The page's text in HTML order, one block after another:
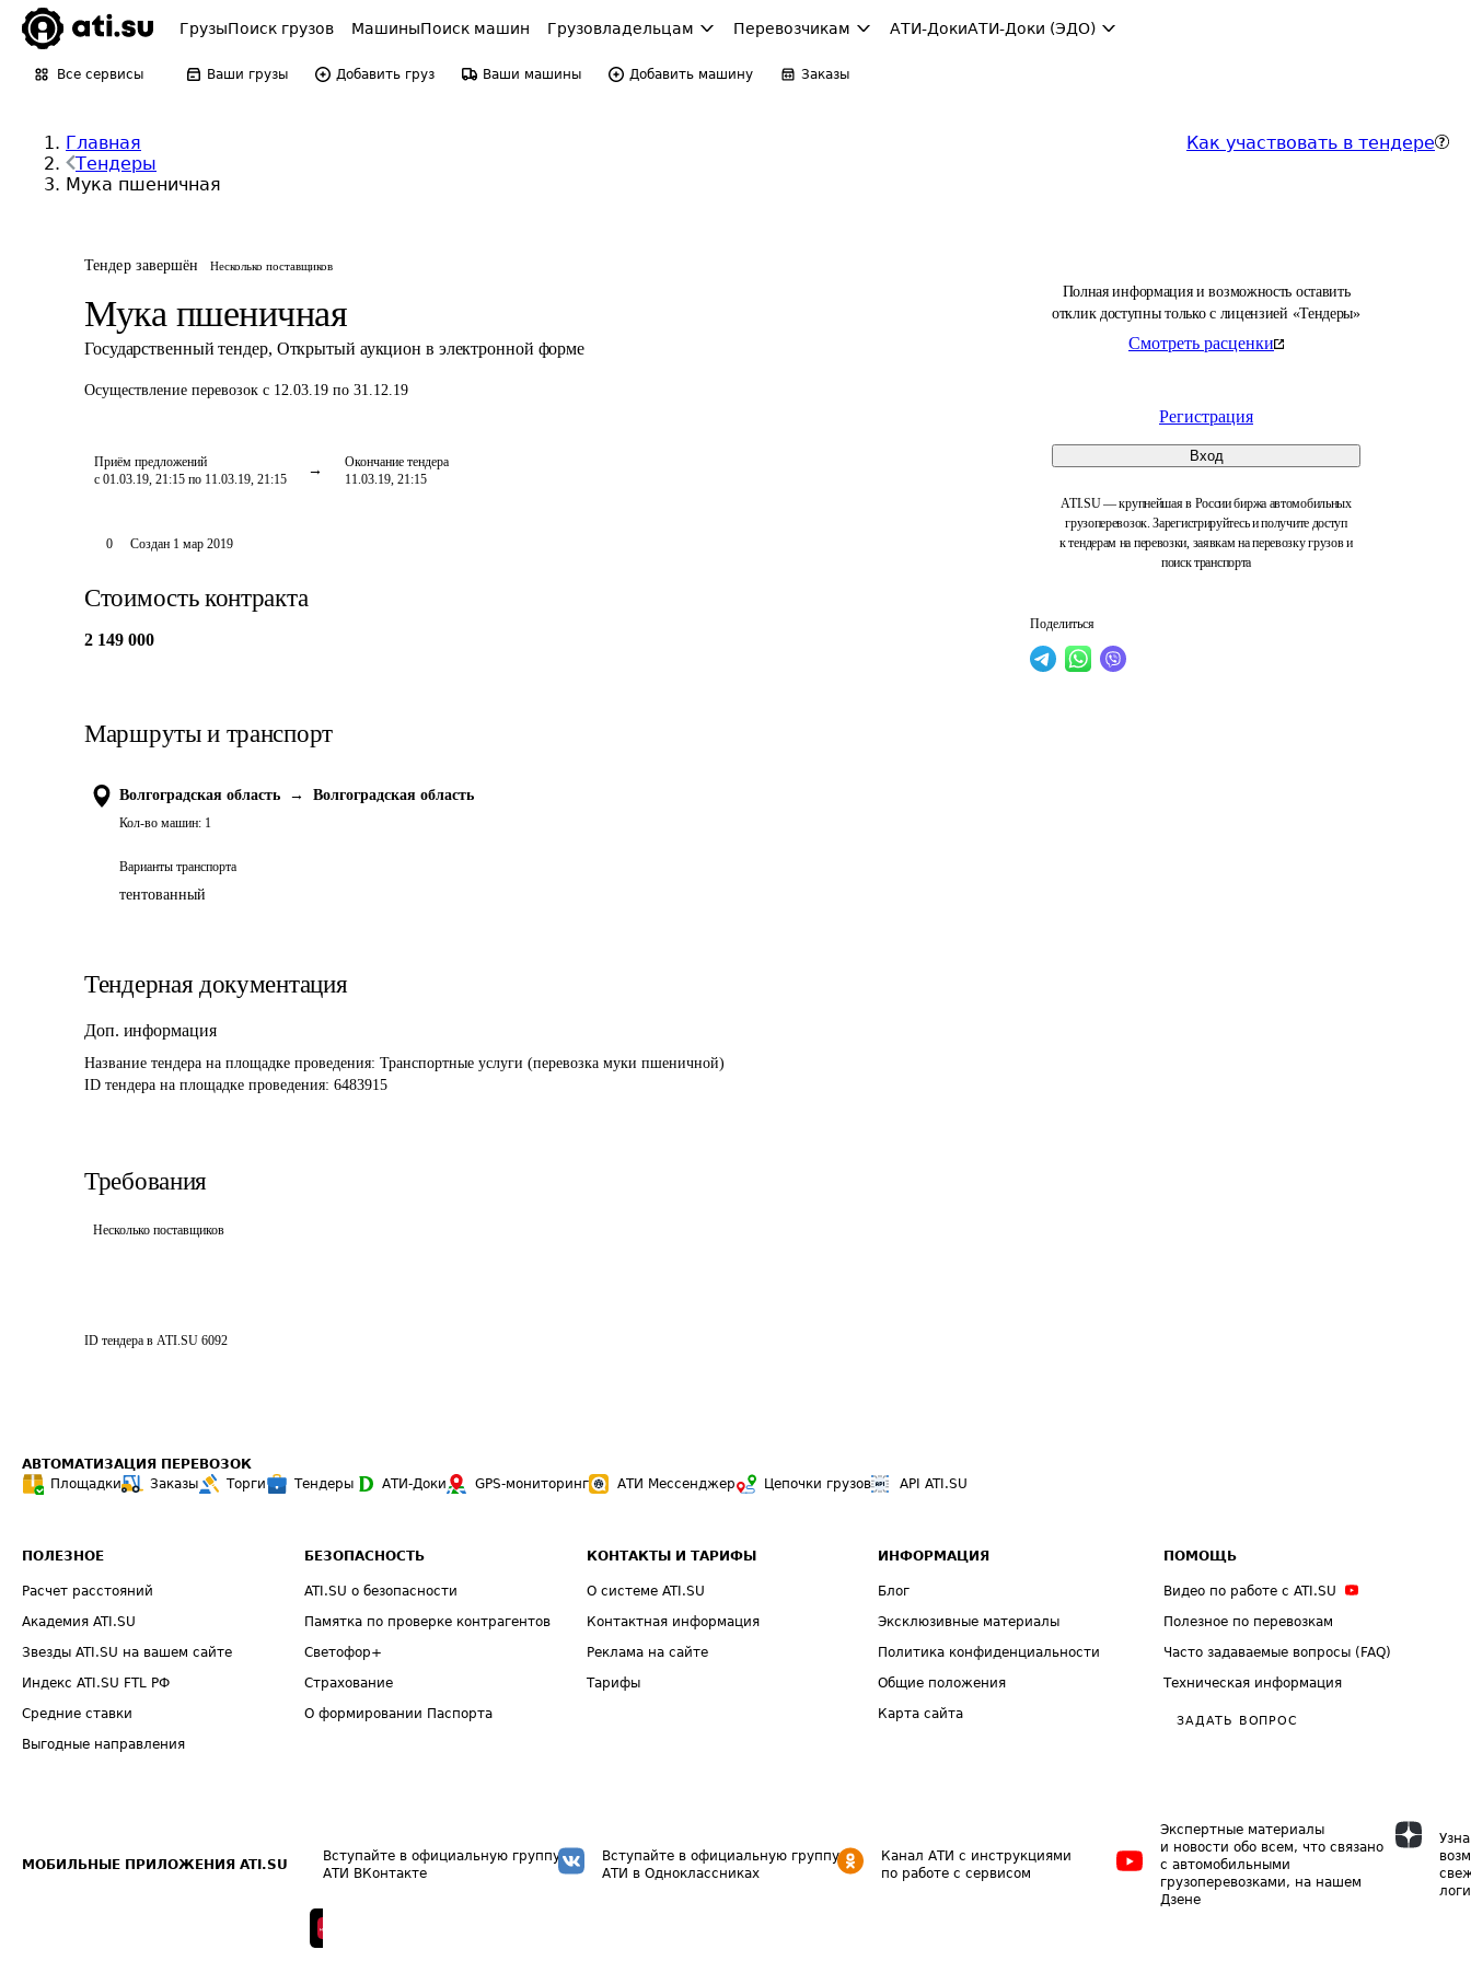
ГрузыПоиск грузов МашиныПоиск машин Грузовладельцам Перевозчикам АТИ-ДокиАТИ-Доки (ЭДО)
Все сервисы Ваши грузы Добавить груз Ваши машины Добавить машину Заказы
Главная
Тендеры
Мука пшеничная
Как участвовать в тендере
Тендер завершён Несколько поставщиков
Мука пшеничная
Государственный тендер, Открытый аукцион в электронной форме
Осуществление перевозок с 12.03.19 по 31.12.19
Приём предложений
с 01.03.19, 21:15 по 11.03.19, 21:15
Окончание тендера
11.03.19, 21:15
Полная информация и возможность оставить
отклик доступны только с лицензией «Тендеры»
Смотреть расценки
Регистрация
Вход
ATI.SU — крупнейшая в России биржа автомобильных
грузоперевозок. Зарегистрируйтесь и получите доступ
к тендерам на перевозки, заявкам на перевозку грузов и
поиск транспорта
Поделиться
0 Создан 1 мар 2019
Стоимость контракта
2 149 000
Маршруты и транспорт
Волгоградская область → Волгоградская область
Кол-во машин: 1
Варианты транспорта
тентованный
Тендерная документация
Доп. информация
Название тендера на площадке проведения: Транспортные услуги (перевозка муки пшеничной)
ID тендера на площадке проведения: 6483915
Требования
Несколько поставщиков
ID тендера в ATI.SU 6092
АВТОМАТИЗАЦИЯ ПЕРЕВОЗОК
Площадки
Заказы Торги Тендеры АТИ-Доки GPS-мониторинг АТИ Мессенджер Цепочки грузов API ATI.SU
ПОЛЕЗНОЕ
Расчет расстояний
Академия ATI.SU
Звезды ATI.SU на вашем сайте
Индекс ATI.SU FTL РФ
Средние ставки
Выгодные направления
БЕЗОПАСНОСТЬ
ATI.SU о безопасности
Памятка по проверке контрагентов
Светофор+
Страхование
О формировании Паспорта
КОНТАКТЫ И ТАРИФЫ
О системе ATI.SU
Контактная информация
Реклама на сайте
Тарифы
ИНФОРМАЦИЯ
Блог
Эксклюзивные материалы
Политика конфиденциальности
Общие положения
Карта сайта
ПОМОЩЬ
Видео по работе с ATI.SU
Полезное по перевозкам
Часто задаваемые вопросы (FAQ)
Техническая информация
ЗАДАТЬ ВОПРОС
МОБИЛЬНЫЕ ПРИЛОЖЕНИЯ ATI.SU
Вступайте в официальную группу
АТИ ВКонтакте
Вступайте в официальную группу
АТИ в Одноклассниках
Канал АТИ с инструкциями
по работе с сервисом
Экспертные материалы
и новости обо всем, что связано
с автомобильными
грузоперевозками, на нашем
Дзене